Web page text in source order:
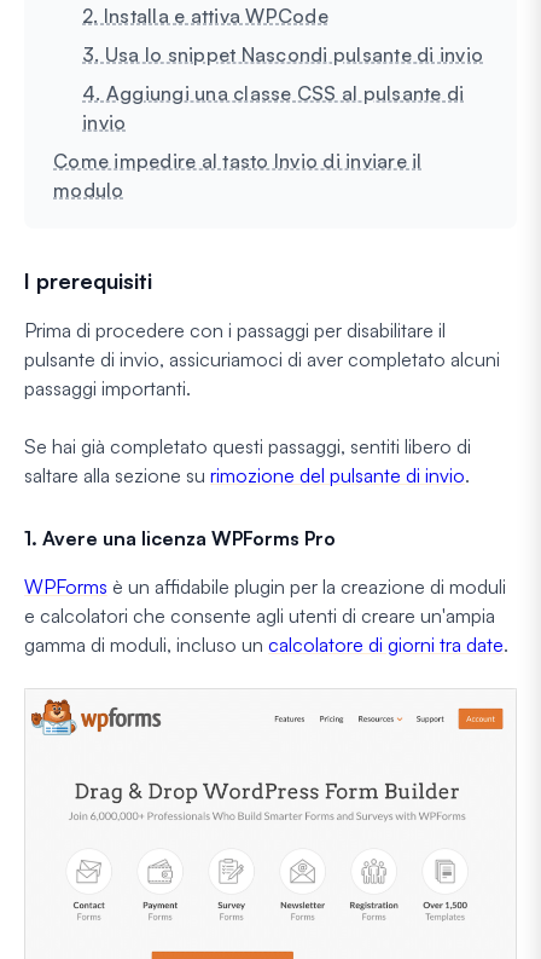
2. Installa e attiva WPCode
3. Usa lo snippet Nascondi pulsante di invio
4. Aggiungi una classe CSS al pulsante di
invio
Come impedire al tasto Invio di inviare il
modulo
I prerequisiti
Prima di procedere con i passaggi per disabilitare il
pulsante di invio, assicuriamoci di aver completato alcuni
passaggi importanti.
Se hai già completato questi passaggi, sentiti libero di
saltare alla sezione su rimozione del pulsante di invio.
1. Avere una licenza WPForms Pro
WPForms è un affidabile plugin per la creazione di moduli
e calcolatori che consente agli utenti di creare un'ampia
gamma di moduli, incluso un calcolatore di giorni tra date.